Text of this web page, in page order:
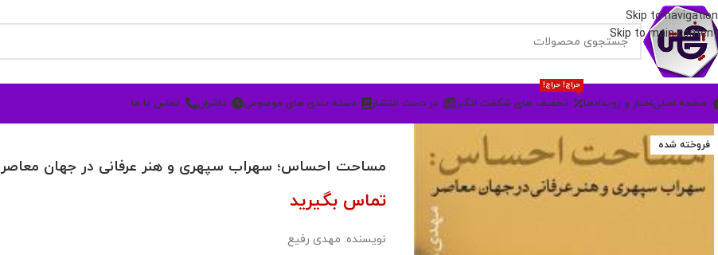
Skip to navigation
Skip to main content
صفحه اصلیاخبار و رویدادها تخفیف های شگفت انگیز
حراج! حراج!
در دست انتشار دسته بندی های موضوعی ناشران تماس با ما
فروخته شده
مساحت احساس؛ سهراب سپهری و هنر عرفانی در جهان معاصر
تماس بگیرید
نویسنده: مهدی رفیع